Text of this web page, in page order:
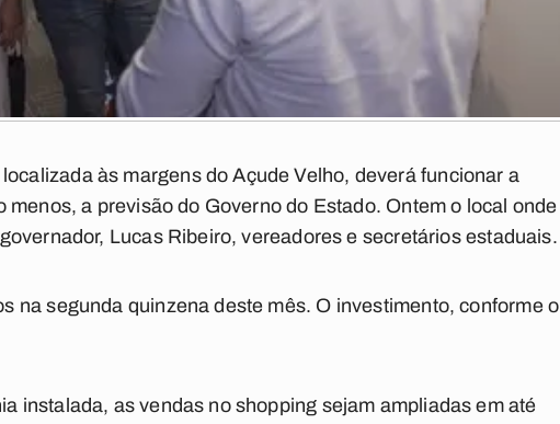
às margens do Açude Velho, deverá funcionar a
a previsão do Governo do Estado. Ontem o local onde
Lucas Ribeiro, vereadores e secretários estaduais.
na segunda quinzena deste mês. O investimento, conforme o
instalada, as vendas no shopping sejam ampliadas em até